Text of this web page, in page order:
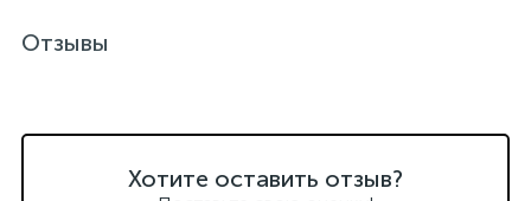
Отзывы
Хотите оставить отзыв?